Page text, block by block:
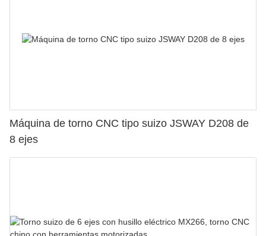
Máquina de torno CNC tipo suizo JSWAY D208 de
8 ejes